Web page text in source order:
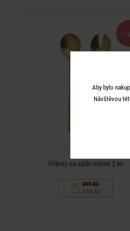
-
Příbory na salát matné 2 ks
699 Kč
350 Kč
Aby bylo
Návštěvou